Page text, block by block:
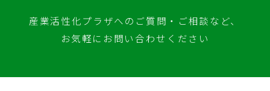
産業活性化プラザへのご質問・ご相談など、
お気軽にお問い合わせください